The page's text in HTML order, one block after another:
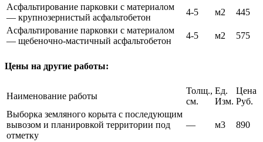
Асфальтирование парковки с материалом
— крупнозернистый асфальтобетон
4-5 м2
445
Асфальтирование парковки с материалом
— щебеночно-мастичный асфальтобетон
4-5 м2 575
Цены на другие работы:
Наименование работы
Толщ.,
см.
Ед.
Изм.
Цена
Руб.
Выборка земляного корыта с последующим
вывозом и планировкой территории под
отметку
— м3 890